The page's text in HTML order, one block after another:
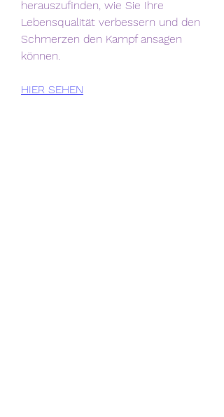
herauszufinden, wie Sie Ihre
Lebensqualität verbessern und den
Schmerzen den Kampf ansagen
können.
HIER SEHEN